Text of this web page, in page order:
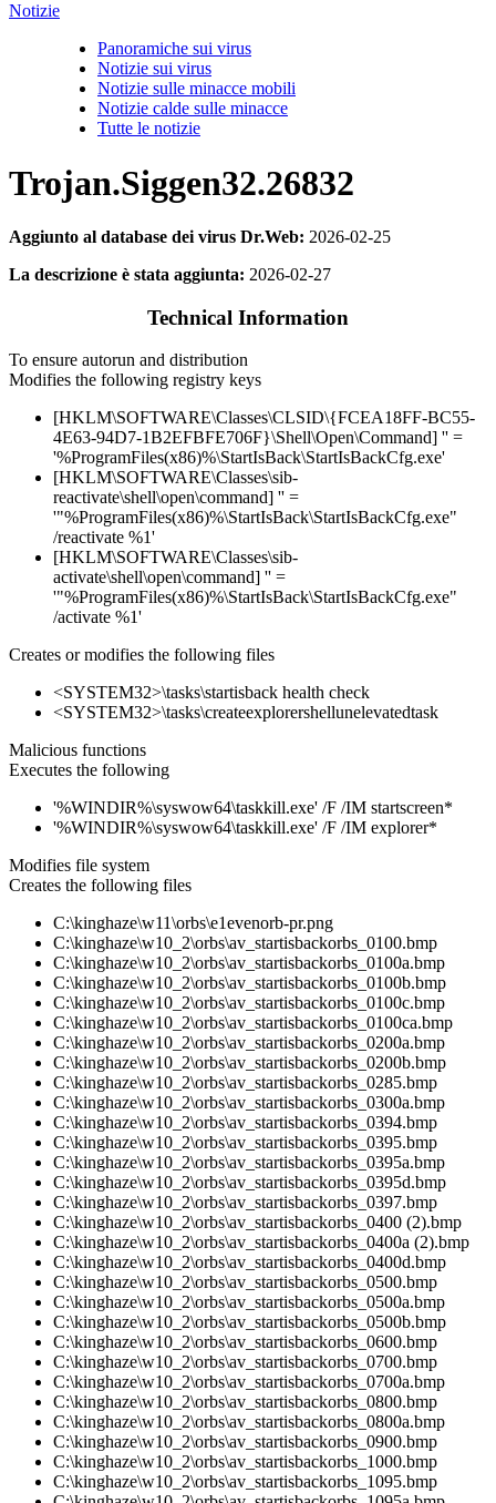
Notizie
Panoramiche sui virus
Notizie sui virus
Notizie sulle minacce mobili
Notizie calde sulle minacce
Tutte le notizie
Trojan.Siggen32.26832
Aggiunto al database dei virus Dr.Web: 2026-02-25
La descrizione è stata aggiunta: 2026-02-27
Technical Information
To ensure autorun and distribution
Modifies the following registry keys
[HKLM\SOFTWARE\Classes\CLSID\{FCEA18FF-BC55-
4E63-94D7-1B2EFBFE706F}\Shell\Open\Command] '' =
'%ProgramFiles(x86)%\StartIsBack\StartIsBackCfg.exe'
[HKLM\SOFTWARE\Classes\sib-
reactivate\shell\open\command] '' =
'"%ProgramFiles(x86)%\StartIsBack\StartIsBackCfg.exe"
/reactivate %1'
[HKLM\SOFTWARE\Classes\sib-
activate\shell\open\command] '' =
'"%ProgramFiles(x86)%\StartIsBack\StartIsBackCfg.exe"
/activate %1'
Creates or modifies the following files
<SYSTEM32>\tasks\startisback health check
<SYSTEM32>\tasks\createexplorershellunelevatedtask
Malicious functions
Executes the following
'%WINDIR%\syswow64\taskkill.exe' /F /IM startscreen*
'%WINDIR%\syswow64\taskkill.exe' /F /IM explorer*
Modifies file system
Creates the following files
C:\kinghaze\w11\orbs\e1evenorb-pr.png
C:\kinghaze\w10_2\orbs\av_startisbackorbs_0100.bmp
C:\kinghaze\w10_2\orbs\av_startisbackorbs_0100a.bmp
C:\kinghaze\w10_2\orbs\av_startisbackorbs_0100b.bmp
C:\kinghaze\w10_2\orbs\av_startisbackorbs_0100c.bmp
C:\kinghaze\w10_2\orbs\av_startisbackorbs_0100ca.bmp
C:\kinghaze\w10_2\orbs\av_startisbackorbs_0200a.bmp
C:\kinghaze\w10_2\orbs\av_startisbackorbs_0200b.bmp
C:\kinghaze\w10_2\orbs\av_startisbackorbs_0285.bmp
C:\kinghaze\w10_2\orbs\av_startisbackorbs_0300a.bmp
C:\kinghaze\w10_2\orbs\av_startisbackorbs_0394.bmp
C:\kinghaze\w10_2\orbs\av_startisbackorbs_0395.bmp
C:\kinghaze\w10_2\orbs\av_startisbackorbs_0395a.bmp
C:\kinghaze\w10_2\orbs\av_startisbackorbs_0395d.bmp
C:\kinghaze\w10_2\orbs\av_startisbackorbs_0397.bmp
C:\kinghaze\w10_2\orbs\av_startisbackorbs_0400 (2).bmp
C:\kinghaze\w10_2\orbs\av_startisbackorbs_0400a (2).bmp
C:\kinghaze\w10_2\orbs\av_startisbackorbs_0400d.bmp
C:\kinghaze\w10_2\orbs\av_startisbackorbs_0500.bmp
C:\kinghaze\w10_2\orbs\av_startisbackorbs_0500a.bmp
C:\kinghaze\w10_2\orbs\av_startisbackorbs_0500b.bmp
C:\kinghaze\w10_2\orbs\av_startisbackorbs_0600.bmp
C:\kinghaze\w10_2\orbs\av_startisbackorbs_0700.bmp
C:\kinghaze\w10_2\orbs\av_startisbackorbs_0700a.bmp
C:\kinghaze\w10_2\orbs\av_startisbackorbs_0800.bmp
C:\kinghaze\w10_2\orbs\av_startisbackorbs_0800a.bmp
C:\kinghaze\w10_2\orbs\av_startisbackorbs_0900.bmp
C:\kinghaze\w10_2\orbs\av_startisbackorbs_1000.bmp
C:\kinghaze\w10_2\orbs\av_startisbackorbs_1095.bmp